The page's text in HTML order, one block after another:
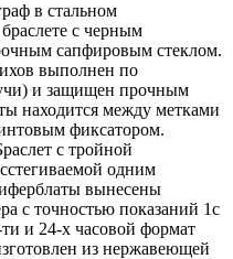
в стальном
с черным
сапфировым стеклом.
выполнен по
и защищен прочным
находится между метками
фиксатором.
с тройной
одним
вынесены
с точностью показаний 1с
и 24-х часовой формат
из нержавеющей